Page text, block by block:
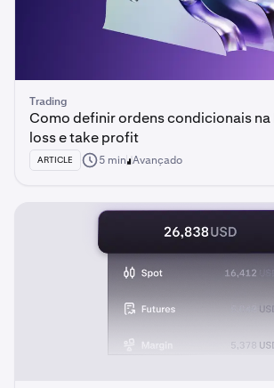
Trading
Como definir ordens condicionais na
loss e take profit
ARTICLE 5 min Avançado